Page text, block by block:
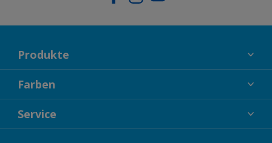
Produkte
FASSADENFARBEN
INNENFARBEN
LACKE
Farben
KOLLEKTIONEN
FARBTRENDS
Service